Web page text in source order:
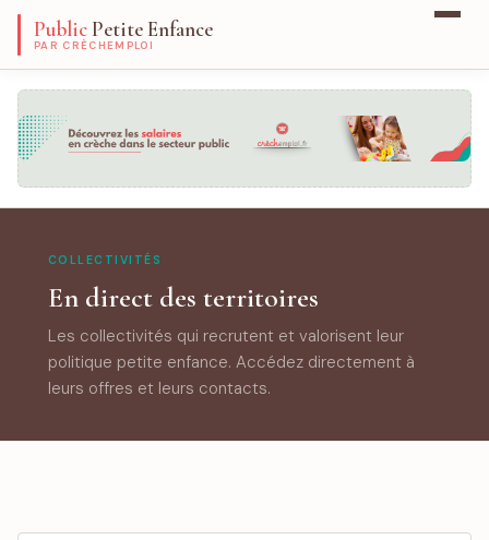
Public Petite Enfance
PAR CRÈCHEMPLOI
COLLECTIVITÉS
En direct des territoires
Les collectivités qui recrutent et valorisent leur
politique petite enfance. Accédez directement à
leurs offres et leurs contacts.